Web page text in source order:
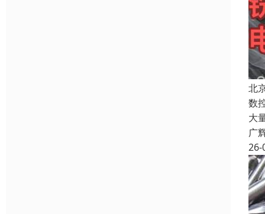
北
数
大
广
26-